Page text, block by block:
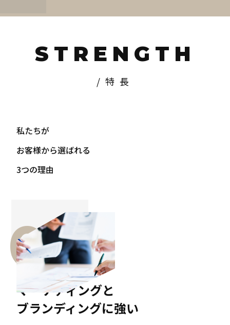
STRENGTH
/特長
私たちが
お客様から選ばれる
3つの理由
01
マーケティングと
ブランディングに強い